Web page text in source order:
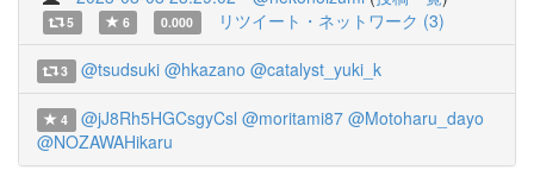
5 6 0.000 リツイート・ネットワーク (3)
3 @tsudsuki @hkazano @catalyst_yuki_k
4 @jJ8Rh5HGCsgyCsl @moritami87 @Motoharu_dayo
@NOZAWAHikaru